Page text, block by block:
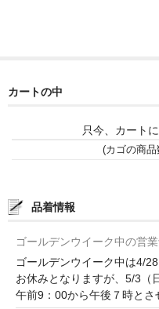
ひやおろし
カートの中
只今、カート
(カゴの商
品着情報
ゴールデンウイーク中の営
ゴールデンウイーク中は4/
お休みとなりますが、5/3（
午前9：00から午後７時とさ